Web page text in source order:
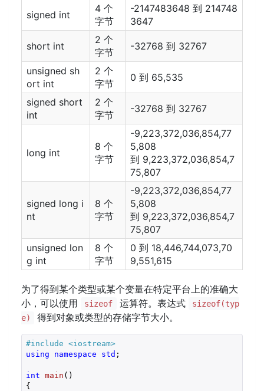
signed int
4 个
字节
-2147483648 到 214748
3647
short int
2 个
字节
-32768 到 32767
unsigned sh
ort int
2 个
字节
0 到 65,535
signed short
int
2 个
字节
-32768 到 32767
long int
8 个
字节
-9,223,372,036,854,77
5,808
到 9,223,372,036,854,7
75,807
signed long i
nt
8 个
字节
-9,223,372,036,854,77
5,808
到 9,223,372,036,854,7
75,807
unsigned lon
g int
8 个
字节
0 到 18,446,744,073,70
9,551,615
为了得到某个类型或某个变量在特定平台上的准确大
小，可以使用
sizeof 运算符。表达式
sizeof(typ
e)
得到对象或类型的存储字节大小。
#include <iostream>
using
namespace std ;
int main ()
{